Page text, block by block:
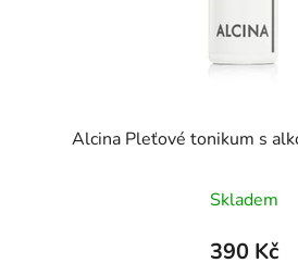
Alcina Pleťové tonikum s
Skladem
390 Kč